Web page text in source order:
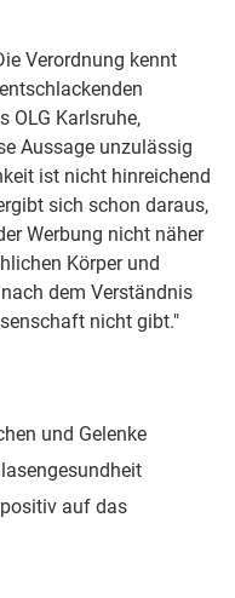
Verordnung kennt
OLG Karlsruhe,
Aussage unzulässig
ist nicht hinreichend
sich schon daraus,
Werbung nicht näher
Körper und
dem Verständnis
nicht gibt."
und Gelenke
auf das